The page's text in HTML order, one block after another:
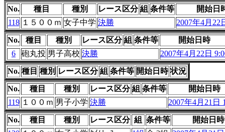
No. 種目 種別 レース区分 組 条件等
開始日
118 １５００ｍ 女子中学 決勝 2007年4月22
No. 種目 種別 レース区分 組 条件等
開始日時
6
砲丸投 男子高校 決勝 2007年4月22日
No. 種目 種別 レース区分 組 条件等 開始日時 状況
No. 種目 種別 レース区分 組 条件等
開始日時
119 １００ｍ 男子小学 決勝 2007年4月21日
No. 種目 種別 レース区分 組 条件等
開始日時